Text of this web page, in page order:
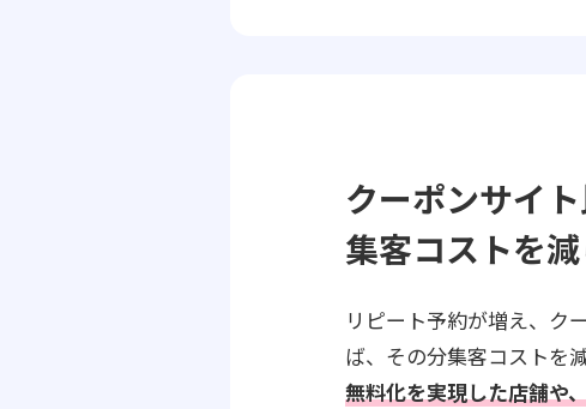
クーポンサイト
集客コストを
リピート予約が増え、ク
ば、その分集客コストを
無料化を実現した店舗や